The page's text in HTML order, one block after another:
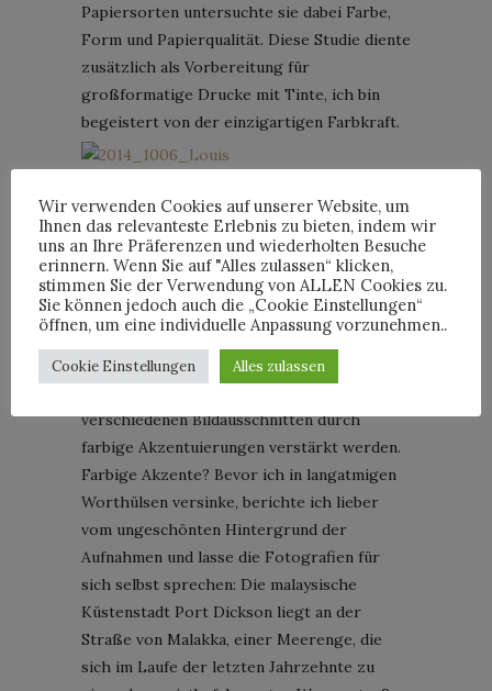
Papiersorten untersuchte sie dabei Farbe,
Form und Papierqualität. Diese Studie diente
zusätzlich als Vorbereitung für
großformatige Drucke mit Tinte, ich bin
begeistert von der einzigartigen Farbkraft.
„let them eat potatoes“, Simryn Gill; Bild: Courtesy of Louis Vuitton
Den letzten Abschnitt des Projekts bildet
„Channel“, eine Fotografie-Serie, die an der
Küste von Gills Heimat Port Dickson
aufgenommen wurde. Im Fokus stehen dabei
verschiedenen Bildausschnitten durch
farbige Akzentuierungen verstärkt werden.
Farbige Akzente? Bevor ich in langatmigen
Worthülsen versinke, berichte ich lieber
vom ungeschönten Hintergrund der
Aufnahmen und lasse die Fotografien für
sich selbst sprechen: Die malaysische
Küstenstadt Port Dickson liegt an der
Straße von Malakka, einer Meerenge, die
sich im Laufe der letzten Jahrzehnte zu
Wir verwenden Cookies auf unserer Website, um
Ihnen das relevanteste Erlebnis zu bieten, indem wir
uns an Ihre Präferenzen und wiederholten Besuche
erinnern. Wenn Sie auf "Alles zulassen“ klicken,
stimmen Sie der Verwendung von ALLEN Cookies zu.
Sie können jedoch auch die „Cookie Einstellungen“
öffnen, um eine individuelle Anpassung vorzunehmen..
Cookie Einstellungen Alles zulassen